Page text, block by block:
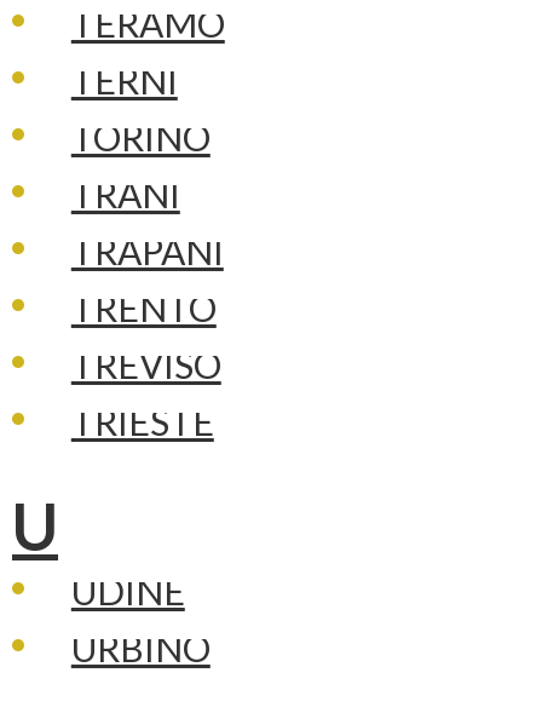
TERAMO
TERNI
TORINO
TRANI
TRAPANI
TRENTO
TREVISO
TRIESTE
U
UDINE
URBINO